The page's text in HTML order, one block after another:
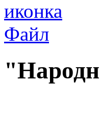
иконка
Файл